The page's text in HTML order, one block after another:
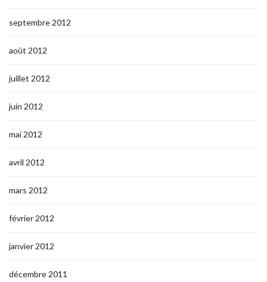
septembre 2012
août 2012
juillet 2012
juin 2012
mai 2012
avril 2012
mars 2012
février 2012
janvier 2012
décembre 2011